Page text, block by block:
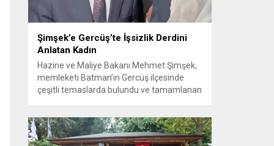
Şimşek’e Gercüş’te İşsizlik Derdini
Anlatan Kadın
Hazine ve Maliye Bakanı Mehmet Şimşek,
memleketi Batman’ın Gercüş ilçesinde
çeşitli temaslarda bulundu ve tamamlanan
esnada bir yaşlı kadının çocuklarının
işsizliğine dair yakınmasını dinledi. Kadının